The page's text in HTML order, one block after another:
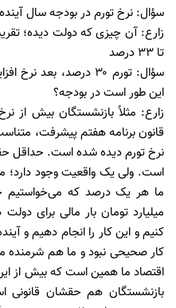
سؤال: نرخ تورم در بودجه سال
تا ۳۳ درصد
این طور است در بودجه؟
زارع: مثلاً بازنشستگان بیش از
قانون برنامه هفتم پیشرفت،
نرخ تورم دیده شده است. حداقل
است. ولی یک واقعیت وجود
میلیارد تومان بار مالی برای
کنیم و این کار را انجام دهیم و
کار صحیحی نبود و ما هم شرمنده
اقتصاد ما همین است که بیش از
بازنشستگان هم حقشان قانونی